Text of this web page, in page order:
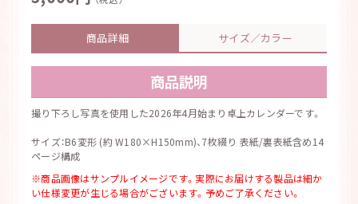
商品詳細 サイズ／カラー
商品説明
撮り下ろし写真を使用した2026年4月始まり卓上カレンダーです。
サイズ：B6変形 (約 W180×H150mm)、7枚綴り 表紙/裏表紙含め14
ページ構成
※商品画像はサンプルイメージです。実際にお届けする製品は細か
い仕様変更が生じる場合がございます。予めご了承ください。